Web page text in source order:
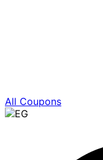
All Coupons